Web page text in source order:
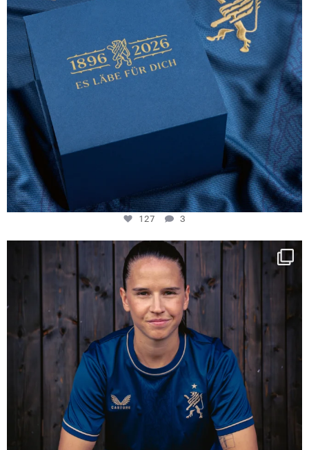
127 3
NIE USENAND GAH
Some anniversaries
292
5